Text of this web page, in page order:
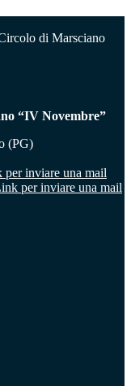
di Marsciano
“IV Novembre”
(PG)
per inviare una mail
per inviare una mail